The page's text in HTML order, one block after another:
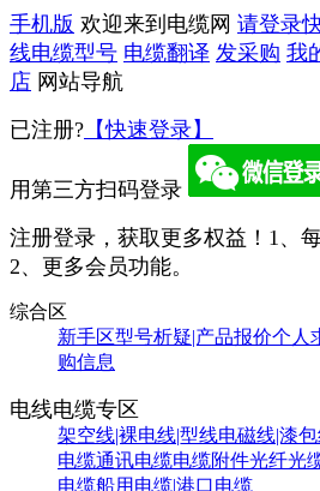
手机版 欢迎来到电缆网 请登录
线电缆型号 电缆翻译 发采购 我
店 网站导航
已注册? 【快速登录】
用第三方扫码登录
注册登录，获取更多权益！ 1、
2、更多会员功能。
综合区
新手区型号析疑|产品报价个人
购信息
电线电缆专区
架空线|裸电线|型线电磁线|漆
电缆通讯电缆电缆附件光纤光
电缆船用电缆|港口电缆